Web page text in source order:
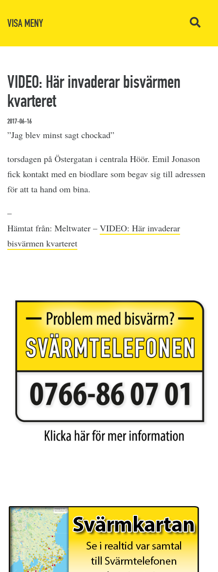
VISA MENY
VIDEO: Här invaderar bisvärmen
kvarteret
2017-06-16
”Jag blev minst sagt chockad”
torsdagen på Östergatan i centrala Höör. Emil Jonason
fick kontakt med en biodlare som begav sig till adressen
för att ta hand om bina.
–
Hämtat från: Meltwater – VIDEO: Här invaderar
bisvärmen kvarteret